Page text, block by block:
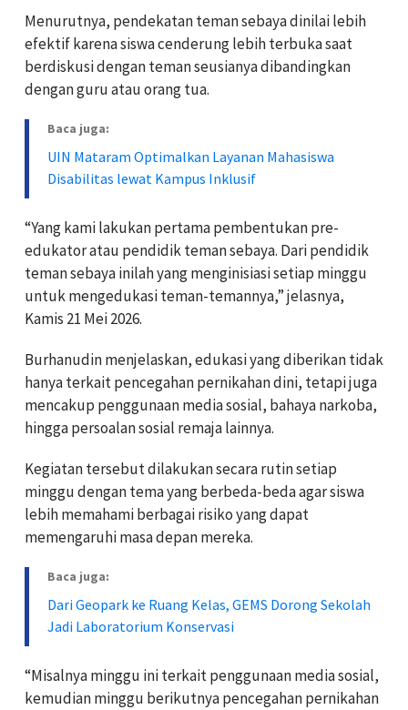
Menurutnya, pendekatan teman sebaya dinilai lebih
efektif karena siswa cenderung lebih terbuka saat
berdiskusi dengan teman seusianya dibandingkan
dengan guru atau orang tua.
Baca juga:
UIN Mataram Optimalkan Layanan Mahasiswa
Disabilitas lewat Kampus Inklusif
“Yang kami lakukan pertama pembentukan pre-
edukator atau pendidik teman sebaya. Dari pendidik
teman sebaya inilah yang menginisiasi setiap minggu
untuk mengedukasi teman-temannya,” jelasnya,
Kamis 21 Mei 2026.
Burhanudin menjelaskan, edukasi yang diberikan tidak
hanya terkait pencegahan pernikahan dini, tetapi juga
mencakup penggunaan media sosial, bahaya narkoba,
hingga persoalan sosial remaja lainnya.
Kegiatan tersebut dilakukan secara rutin setiap
minggu dengan tema yang berbeda-beda agar siswa
lebih memahami berbagai risiko yang dapat
memengaruhi masa depan mereka.
Baca juga:
Dari Geopark ke Ruang Kelas, GEMS Dorong Sekolah
Jadi Laboratorium Konservasi
“Misalnya minggu ini terkait penggunaan media sosial,
kemudian minggu berikutnya pencegahan pernikahan